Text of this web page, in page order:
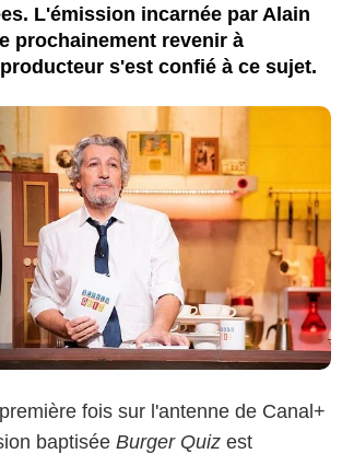
L'émission incarnée par Alain
prochainement revenir à
s'est confié à ce sujet.
fois sur l'antenne de Canal+
baptisée Burger Quiz est